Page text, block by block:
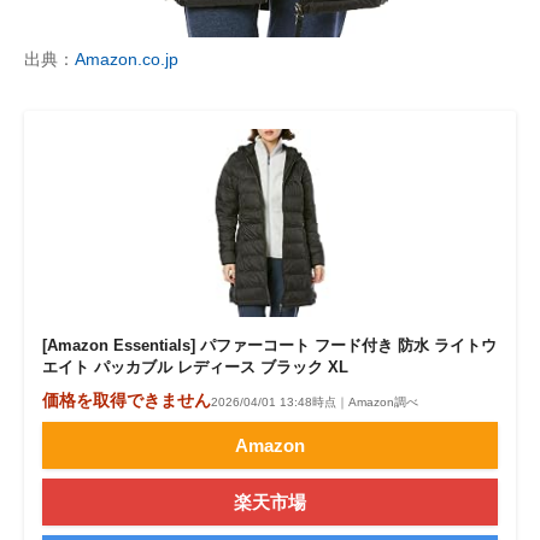
出典： Amazon.co.jp
[Amazon Essentials] パファーコート フード付き 防水 ライトウ
エイト パッカブル レディース ブラック XL
価格を取得できません2026/04/01 13:48時点｜Amazon調べ
Amazon
楽天市場